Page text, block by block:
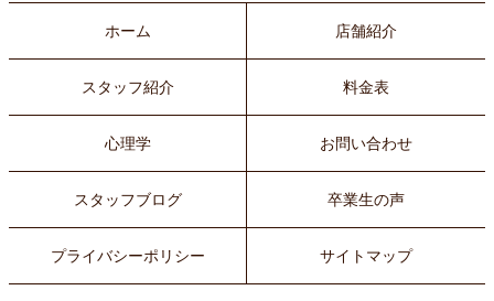
ホーム 店舗紹介
スタッフ紹介 料金表
心理学 お問い合わせ
スタッフブログ 卒業生の声
プライバシーポリシー サイトマップ